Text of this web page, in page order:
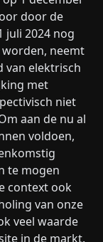
door de
juli 2024 nog
neemt
van elektrisch
met
niet
aan de nu al
voldoen,
te mogen
context ook
van onze
veel waarde
in de markt.